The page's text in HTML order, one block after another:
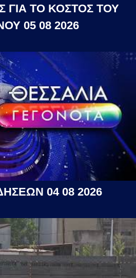
ΓΙΑ ΤΟ ΚΟΣΤΟΣ ΤΟΥ
05 08 2026
04 08 2026